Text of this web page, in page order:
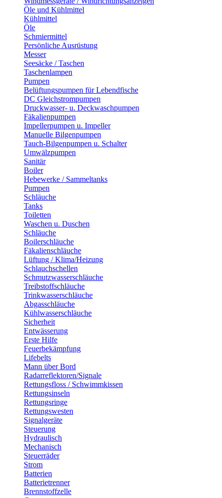
Öle und Kühlmittel
Kühlmittel
Öle
Schmiermittel
Persönliche Ausrüstung
Messer
Seesäcke / Taschen
Taschenlampen
Pumpen
Belüftungspumpen für Lebendfische
DC Gleichstrompumpen
Druckwasser- u. Deckwaschpumpen
Fäkalienpumpen
Impellerpumpen u. Impeller
Manuelle Bilgenpumpen
Tauch-Bilgenpumpen u. Schalter
Umwälzpumpen
Sanitär
Boiler
Hebewerke / Sammeltanks
Pumpen
Schläuche
Tanks
Toiletten
Waschen u. Duschen
Schläuche
Boilerschläuche
Fäkalienschläuche
Lüftung / Klima/Heizung
Schlauchschellen
Schmutzwasserschläuche
Treibstoffschläuche
Trinkwasserschläuche
Abgasschläuche
Kühlwasserschläuche
Sicherheit
Entwässerung
Erste Hilfe
Feuerbekämpfung
Lifebelts
Mann über Bord
Radarreflektoren/Signale
Rettungsfloss / Schwimmkissen
Rettungsinseln
Rettungsringe
Rettungswesten
Signalgeräte
Steuerung
Hydraulisch
Mechanisch
Steuerräder
Strom
Batterien
Batterietrenner
Brennstoffzelle